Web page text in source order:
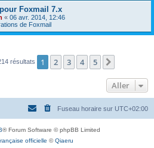
Foxmail 7.x
« 06 avr. 2014, 12:46
de Foxmail
résultats 1 2 3 4 5
Aller
Fuseau horaire sur UTC+02:00
® Forum Software © phpBB Limited
officielle ©Qiaeru